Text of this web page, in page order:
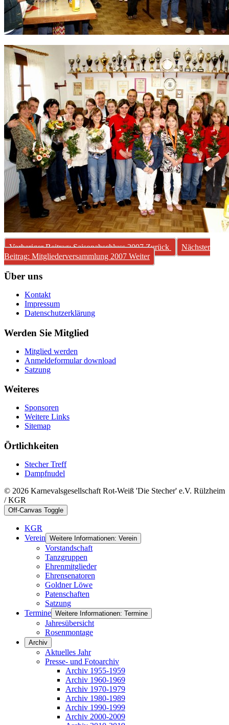
Vorheriger Beitrag: Saisonabschluss 2007Zurück
Nächster
Beitrag: Mitgliederversammlung 2007 Weiter
Über uns
Kontakt
Impressum
Datenschutzerklärung
Werden Sie Mitglied
Mitglied werden
Anmeldeformular download
Satzung
Weiteres
Sponsoren
Weitere Links
Sitemap
Örtlichkeiten
Stecher Treff
Dampfnudel
© 2026 Karnevalsgesellschaft Rot-Weiß 'Die Stecher' e.V. Rülzheim
/ KGR
Off-Canvas Toggle
KGR
Verein Weitere Informationen: Verein
Vorstandschaft
Tanzgruppen
Ehrenmitglieder
Ehrensenatoren
Goldner Löwe
Patenschaften
Satzung
Termine Weitere Informationen: Termine
Jahresübersicht
Rosenmontage
Archiv
Aktuelles Jahr
Presse- und Fotoarchiv
Archiv 1955-1959
Archiv 1960-1969
Archiv 1970-1979
Archiv 1980-1989
Archiv 1990-1999
Archiv 2000-2009